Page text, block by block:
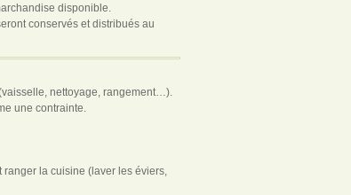
disponible.
conservés et distribués au
nettoyage, rangement…).
une contrainte.
la cuisine (laver les éviers,